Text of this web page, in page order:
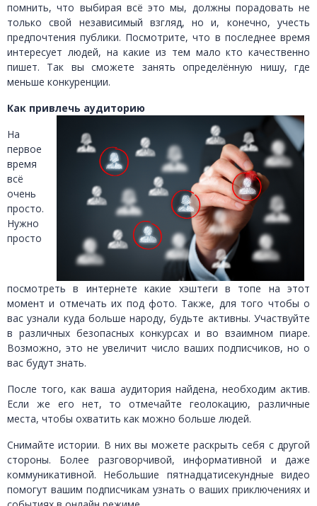
помнить, что выбирая всё это мы, должны порадовать не
только свой независимый взгляд, но и, конечно, учесть
предпочтения публики. Посмотрите, что в последнее время
интересует людей, на какие из тем мало кто качественно
пишет. Так вы сможете занять определённую нишу, где
меньше конкуренции.
Как привлечь аудиторию
На
первое
время
всё
очень
просто.
Нужно
просто
посмотреть в интернете какие хэштеги в топе на этот
момент и отмечать их под фото. Также, для того чтобы о
вас узнали куда больше народу, будьте активны. Участвуйте
в различных безопасных конкурсах и во взаимном пиаре.
Возможно, это не увеличит число ваших подписчиков, но о
вас будут знать.
После того, как ваша аудитория найдена, необходим актив.
Если же его нет, то отмечайте геолокацию, различные
места, чтобы охватить как можно больше людей.
Снимайте истории. В них вы можете раскрыть себя с другой
стороны. Более разговорчивой, информативной и даже
коммуникативной. Небольшие пятнадцатисекундные видео
помогут вашим подписчикам узнать о ваших приключениях и